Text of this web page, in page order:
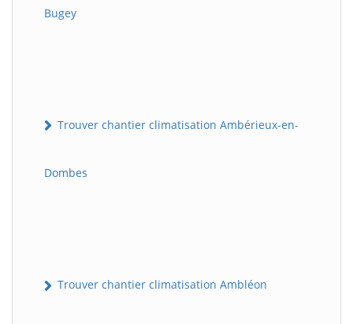
Bugey
Trouver chantier climatisation Ambérieux-en-
Dombes
Trouver chantier climatisation Ambléon